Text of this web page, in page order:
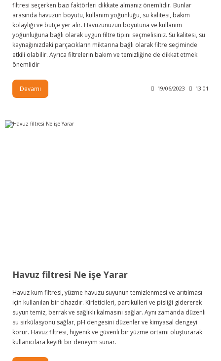
filtresi seçerken bazı faktörleri dikkate almanız önemlidir. Bunlar
arasında havuzun boyutu, kullanım yoğunluğu, su kalitesi, bakım
kolaylığı ve bütçe yer alır. Havuzunuzun boyutuna ve kullanım
yoğunluğuna bağlı olarak uygun filtre tipini seçmelisiniz. Su kalitesi, su
kaynağınızdaki parçacıkların miktarına bağlı olarak filtre seçiminde
etkili olabilir. Ayrıca filtrelerin bakım ve temizliğine de dikkat etmek
önemlidir
Devamı 19/06/2023 13:01
Havuz filtresi Ne işe Yarar
Havuz kum filtresi, yüzme havuzu suyunun temizlenmesi ve arıtılması
için kullanılan bir cihazdır. Kirleticileri, partikülleri ve pisliği gidererek
suyun temiz, berrak ve sağlıklı kalmasını sağlar. Aynı zamanda düzenli
su sirkülasyonu sağlar, pH dengesini düzenler ve kimyasal dengeyi
korur. Havuz filtresi, hijyenik ve güvenli bir yüzme ortamı oluşturarak
kullanıcılara keyifli bir deneyim sunar.